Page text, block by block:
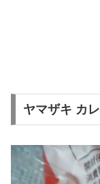
ヤマザキ カ